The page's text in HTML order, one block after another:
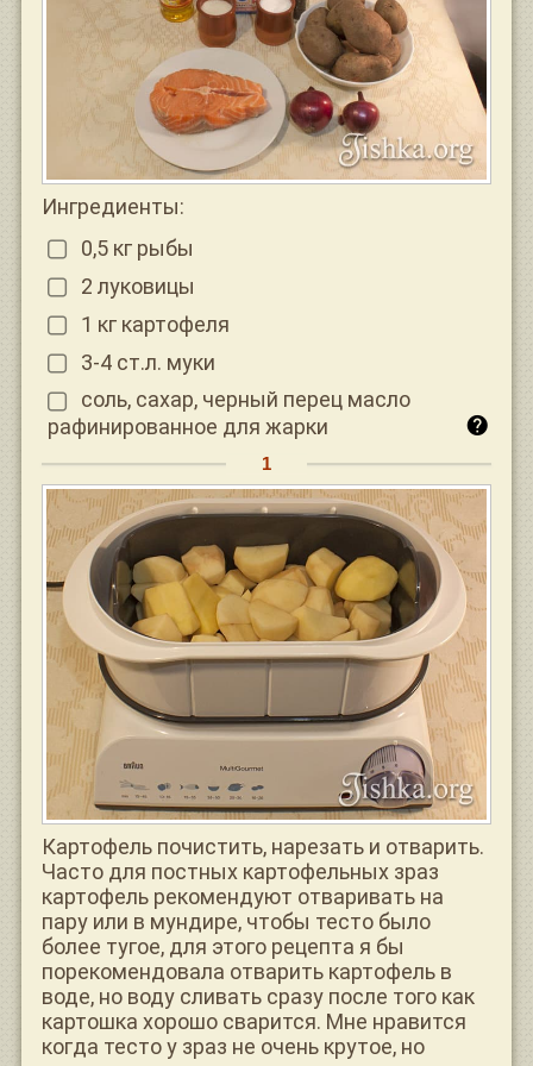
Ингредиенты:
0,5 кг рыбы
2 луковицы
1 кг картофеля
3-4 ст.л. муки
соль, сахар, черный перец масло
рафинированное для жарки
Картофель почистить, нарезать и отварить.
Часто для постных картофельных зраз
картофель рекомендуют отваривать на
пару или в мундире, чтобы тесто было
более тугое, для этого рецепта я бы
порекомендовала отварить картофель в
воде, но воду сливать сразу после того как
картошка хорошо сварится. Мне нравится
когда тесто у зраз не очень крутое, но